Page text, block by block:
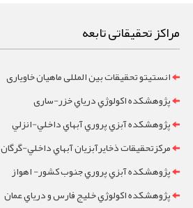
مراکز تحقیقاتی تابعه
انستیتو تحقیقات بین المللی ماهیان خاویاری
پژوهشکده اکولوژي درياي خزر-ساری
پژوهشکده آبزي پروري آبهاي داخلي-انزلي
مرکزتحقيقات ذخايرآبزيان آبهاي داخلي-گرگان
پژوهشکده آبزي پروري جنوب کشور- اهواز
پژوهشکده اکولوژي خليج فارس و درياي عمان